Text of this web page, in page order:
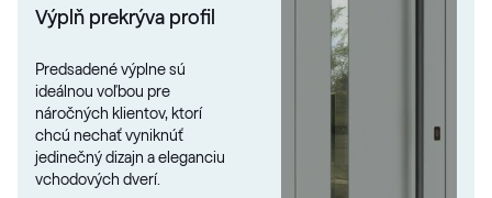
Výplň prekrýva profil
Predsadené výplne sú
ideálnou voľbou pre
náročných klientov, ktorí
chcú nechať vyniknúť
jedinečný dizajn a eleganciu
vchodových dverí.